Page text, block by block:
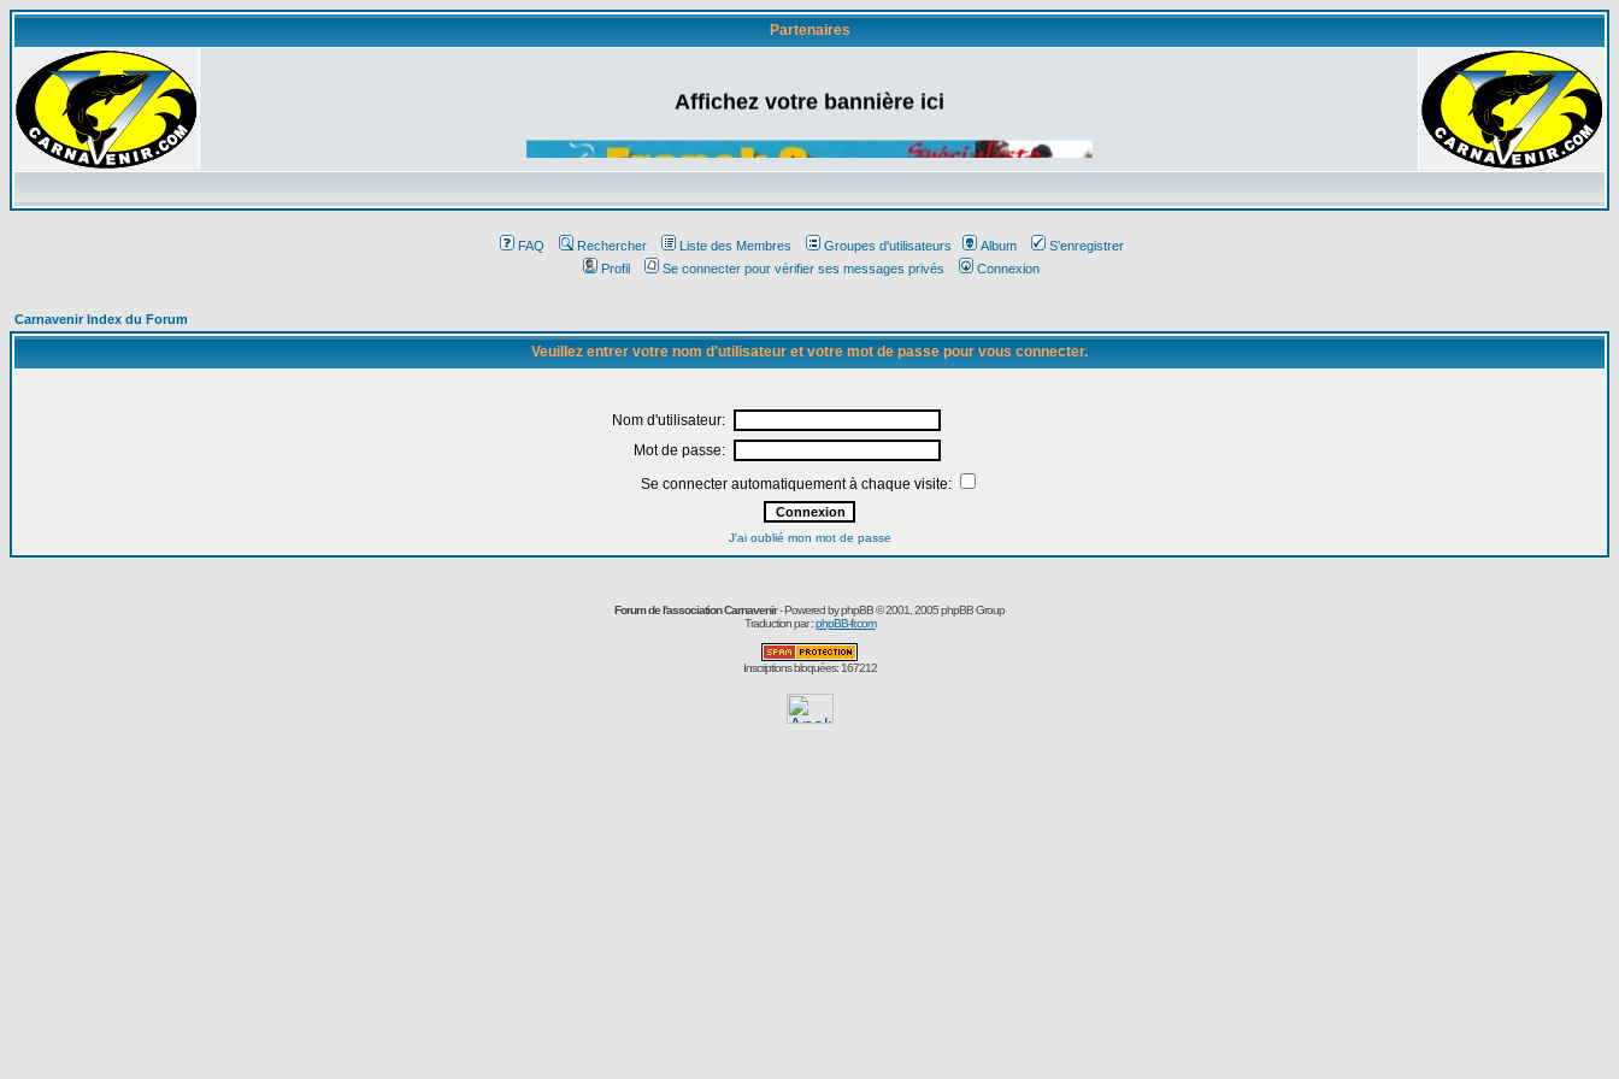
Partenaires
Affichez votre bannière ici
FAQ Rechercher Liste des Membres Groupes d'utilisateurs Album
S'enregistrer
Profil
Se connecter pour vérifier ses messages privés Connexion
Carnavenir Index du Forum
Veuillez entrer votre nom d'utilisateur et votre mot de passe pour vous connecter.
Nom d'utilisateur:
Mot de passe:
Se connecter automatiquement à chaque visite:
J'ai oublié mon mot de passe
Forum de l'association Carnavenir- Powered byphpBB© 2001, 2005 phpBB Group
Traduction par :phpBB-fr.com
Inscriptions bloquées: 167212